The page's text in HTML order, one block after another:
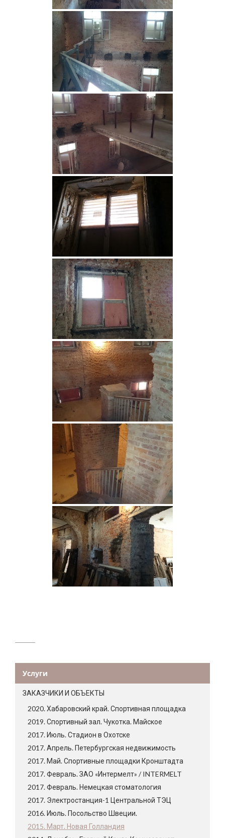
Услуги
ЗАКАЗЧИКИ И ОБЪЕКТЫ
2020. Хабаровский край. Спортивная площадка
2019. Спортивный зал. Чукотка. Майское
2017. Июль. Стадион в Охотске
2017. Апрель. Петербургская недвижимость
2017. Май. Спортивные площадки Кронштадта
2017. Февраль. ЗАО «Интермелт» / INTERMELT
2017. Февраль. Немецкая стоматология
2017. Электростанция-1 Центральной ТЭЦ
2016. Июль. Посольство Швеции.
2015. Март. Новая Голландия